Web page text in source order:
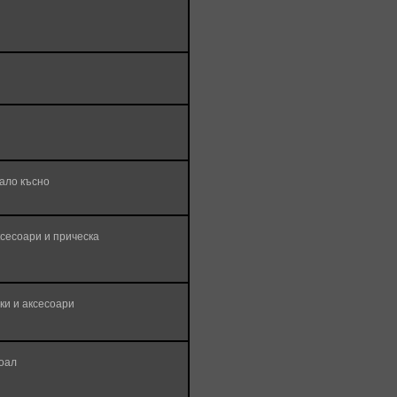
късно
и прическа
и аксесоари